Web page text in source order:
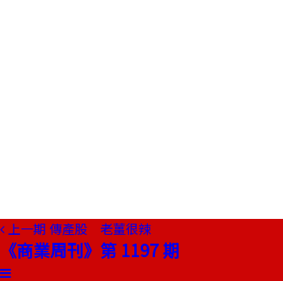
上一期 傳產股 老薑很辣
《商業周刊》第 1197 期